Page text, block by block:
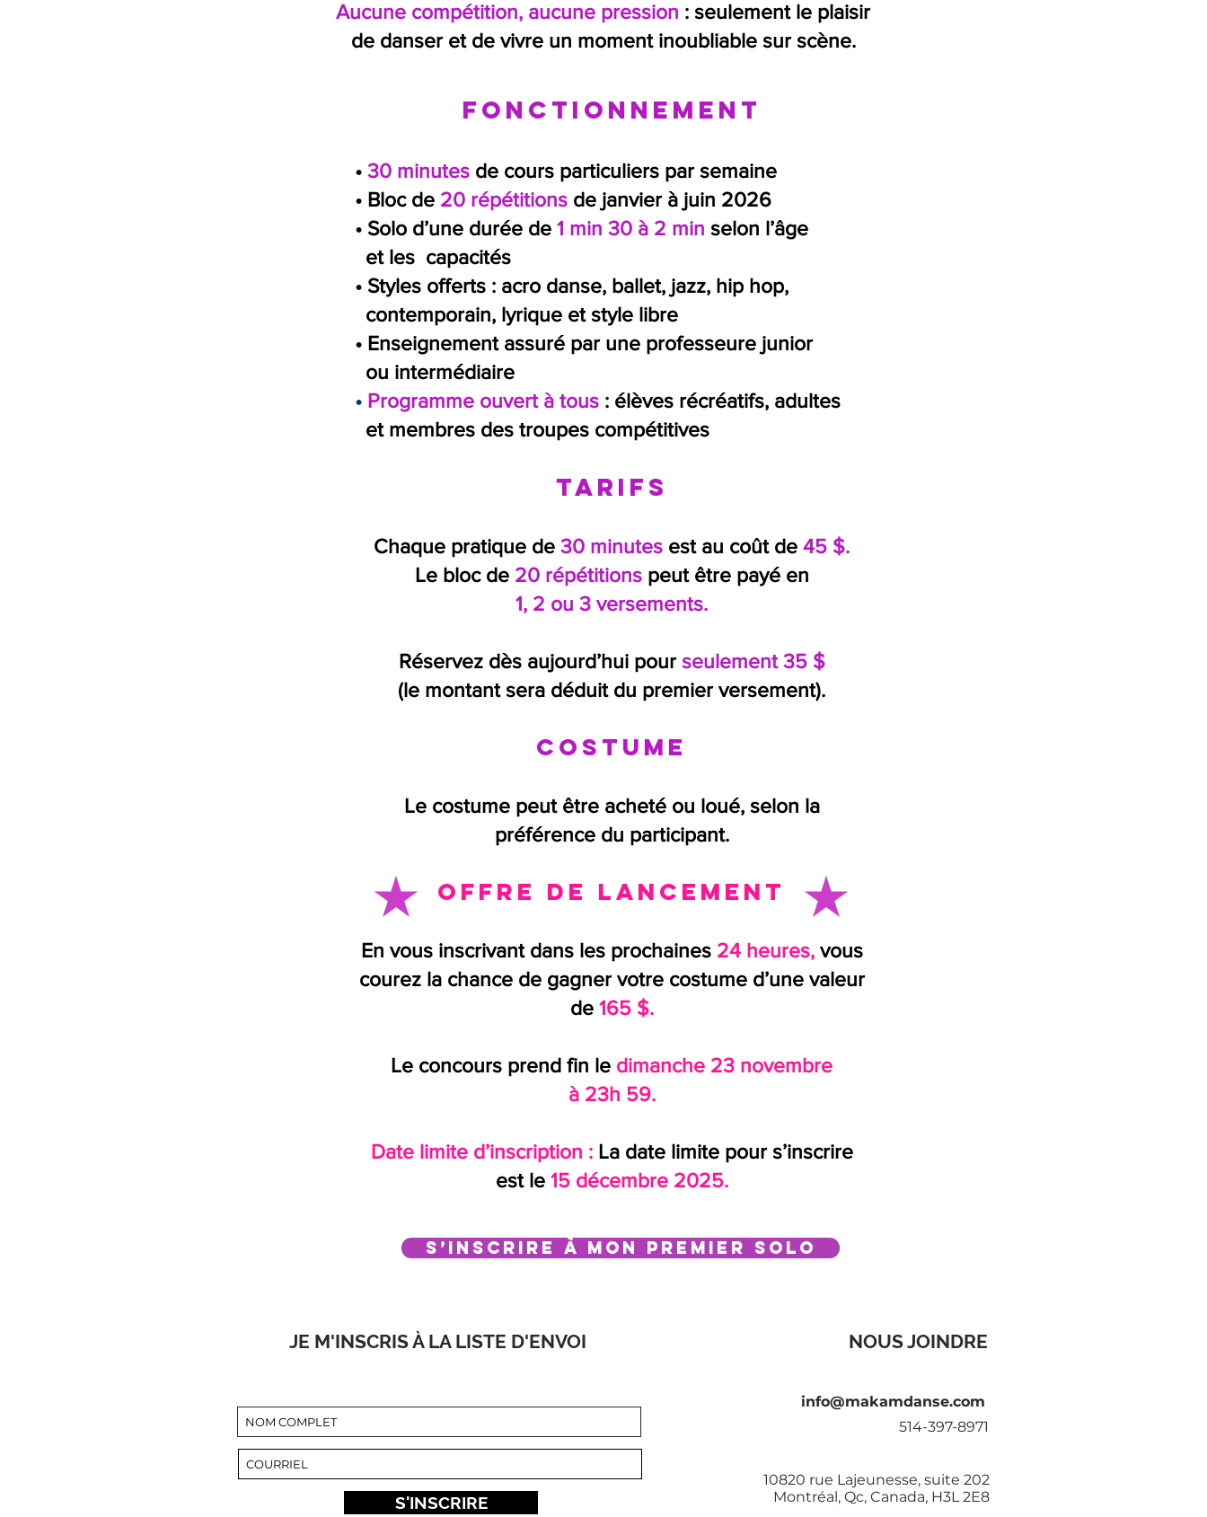
Aucune compétition, aucune pression : seulement le plaisir
de danser et de vivre un moment inoubliable sur scène.
Fonctionnement
• 30 minutes de cours particuliers par semaine
• Bloc de 20 répétitions de janvier à juin 2026
• Solo d’une durée de 1 min 30 à 2 min selon l’âge
et les capacités
• Styles offerts : acro danse, ballet, jazz, hip hop,
contemporain, lyrique et style libre
• Enseignement assuré par une professeure junior
ou intermédiaire
• Programme ouvert à tous : élèves récréatifs, adultes
et membres des troupes compétitives
Tarifs
Chaque pratique de 30 minutes est au coût de 45 $.
Le bloc de 20 répétitionspeut être payé en
1, 2 ou 3 versements.
Réservez dès aujourd’hui pour seulement 35 $
(le montant sera déduit du premier versement).
Costume
Le costume peut être acheté ou loué, selon la
préférence du participant.
Offre de lancement
En vous inscrivant dans les prochaines 24 heures,vous
courez la chance de gagner votre costume d’une valeur
de165 $.
Le concours prend fin le dimanche 23 novembre
à 23h 59.
Date limite d’inscription : La date limite pour s’inscrire
est le 15 décembre 2025.
S’inscrire à Mon premier Solo
JE M'INSCRIS À LA LISTE D'ENVOI
S'INSCRIRE
NOUS JOINDRE
info@makamdanse.com
514-397-8971
10820 rue Lajeunesse, suite 202
Montréal, Qc, Canada, H3L 2E8